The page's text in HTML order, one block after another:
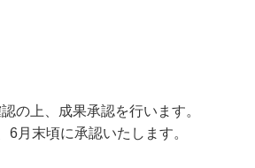
の上、成果承認を行います。
月末頃に承認いたします。